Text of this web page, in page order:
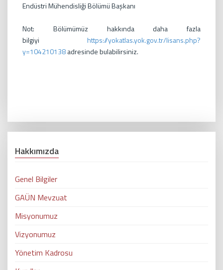
Endüstri Mühendisliği Bölümü Başkanı
Not: Bölümümüz hakkında daha fazla
bilgiyi https://yokatlas.yok.gov.tr/lisans.php?
y=104210138adresinde bulabilirsiniz.
Hakkımızda
Genel Bilgiler
GAÜN Mevzuat
Misyonumuz
Vizyonumuz
Yönetim Kadrosu